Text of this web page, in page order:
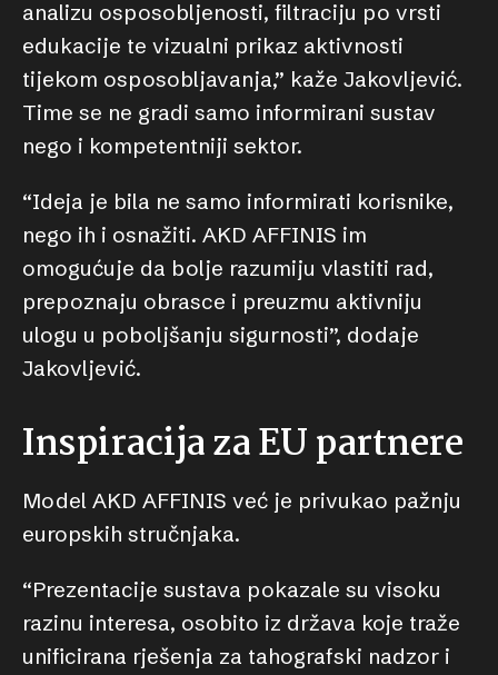
analizu osposobljenosti, filtraciju po vrsti
edukacije te vizualni prikaz aktivnosti
tijekom osposobljavanja,” kaže Jakovljević.
Time se ne gradi samo informirani sustav
nego i kompetentniji sektor.
“Ideja je bila ne samo informirati korisnike,
nego ih i osnažiti. AKD AFFINIS im
omogućuje da bolje razumiju vlastiti rad,
prepoznaju obrasce i preuzmu aktivniju
ulogu u poboljšanju sigurnosti”, dodaje
Jakovljević.
Inspiracija za EU partnere
Model AKD AFFINIS već je privukao pažnju
europskih stručnjaka.
“Prezentacije sustava pokazale su visoku
razinu interesa, osobito iz država koje traže
unificirana rješenja za tahografski nadzor i